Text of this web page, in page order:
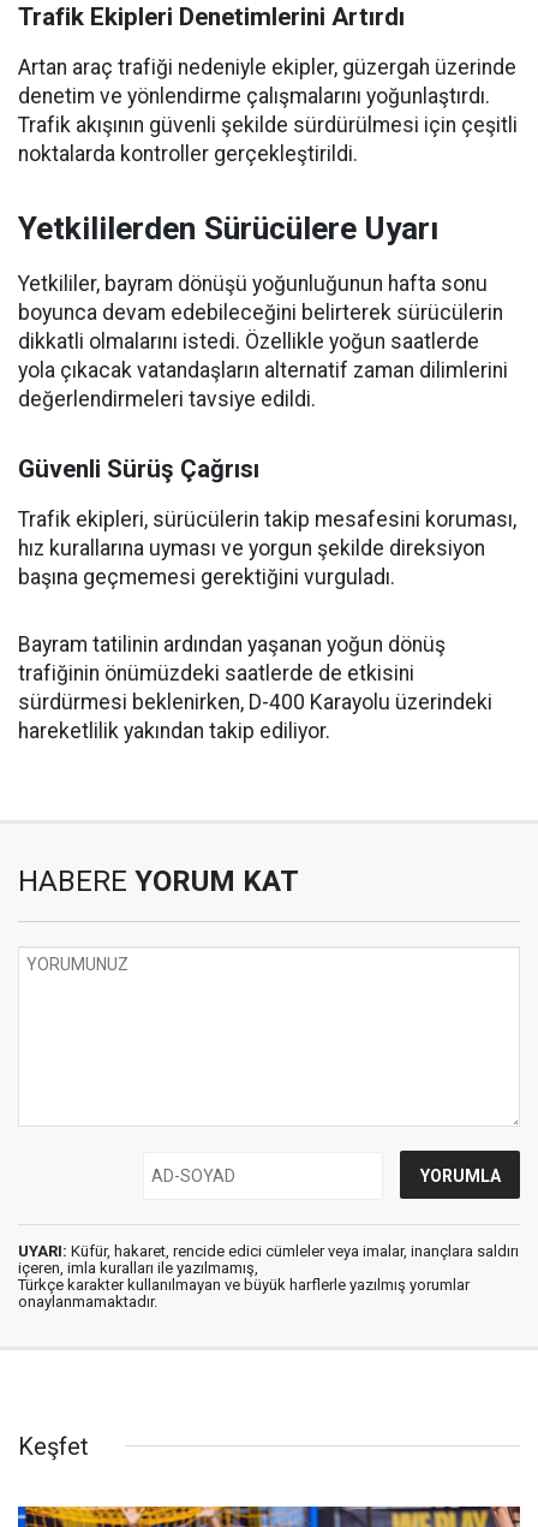
Trafik Ekipleri Denetimlerini Artırdı
Artan araç trafiği nedeniyle ekipler, güzergah üzerinde
denetim ve yönlendirme çalışmalarını yoğunlaştırdı.
Trafik akışının güvenli şekilde sürdürülmesi için çeşitli
noktalarda kontroller gerçekleştirildi.
Yetkililerden Sürücülere Uyarı
Yetkililer, bayram dönüşü yoğunluğunun hafta sonu
boyunca devam edebileceğini belirterek sürücülerin
dikkatli olmalarını istedi. Özellikle yoğun saatlerde
yola çıkacak vatandaşların alternatif zaman dilimlerini
değerlendirmeleri tavsiye edildi.
Güvenli Sürüş Çağrısı
Trafik ekipleri, sürücülerin takip mesafesini koruması,
hız kurallarına uyması ve yorgun şekilde direksiyon
başına geçmemesi gerektiğini vurguladı.
Bayram tatilinin ardından yaşanan yoğun dönüş
trafiğinin önümüzdeki saatlerde de etkisini
sürdürmesi beklenirken, D-400 Karayolu üzerindeki
hareketlilik yakından takip ediliyor.
HABERE YORUM KAT
UYARI: Küfür, hakaret, rencide edici cümleler veya imalar, inançlara saldırı
içeren, imla kuralları ile yazılmamış,
Türkçe karakter kullanılmayan ve büyük harflerle yazılmış yorumlar
onaylanmamaktadır.
Keşfet